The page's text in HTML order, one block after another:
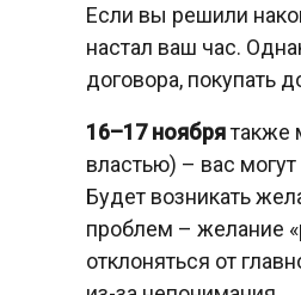
Если вы решили
настал ваш час.
договора, покупать
16–17 ноябрятакже
властью) – вас
Будет возникать
проблем – желание
отклоняться от